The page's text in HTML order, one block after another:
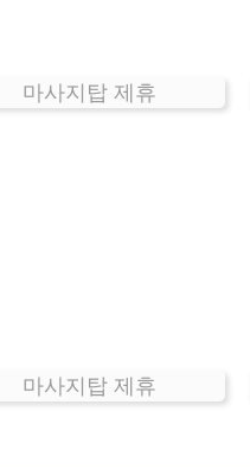
마사지탑 제휴
마사지탑 제휴